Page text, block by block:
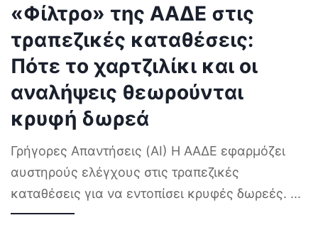
«Φίλτρο» της ΑΑΔΕ στις
τραπεζικές καταθέσεις:
Πότε το χαρτζιλίκι και οι
αναλήψεις θεωρούνται
κρυφή δωρεά
Γρήγορες Απαντήσεις (AI) Η ΑΑΔΕ εφαρμόζει
αυστηρούς ελέγχους στις τραπεζικές
καταθέσεις για να εντοπίσει κρυφές δωρεές. ...